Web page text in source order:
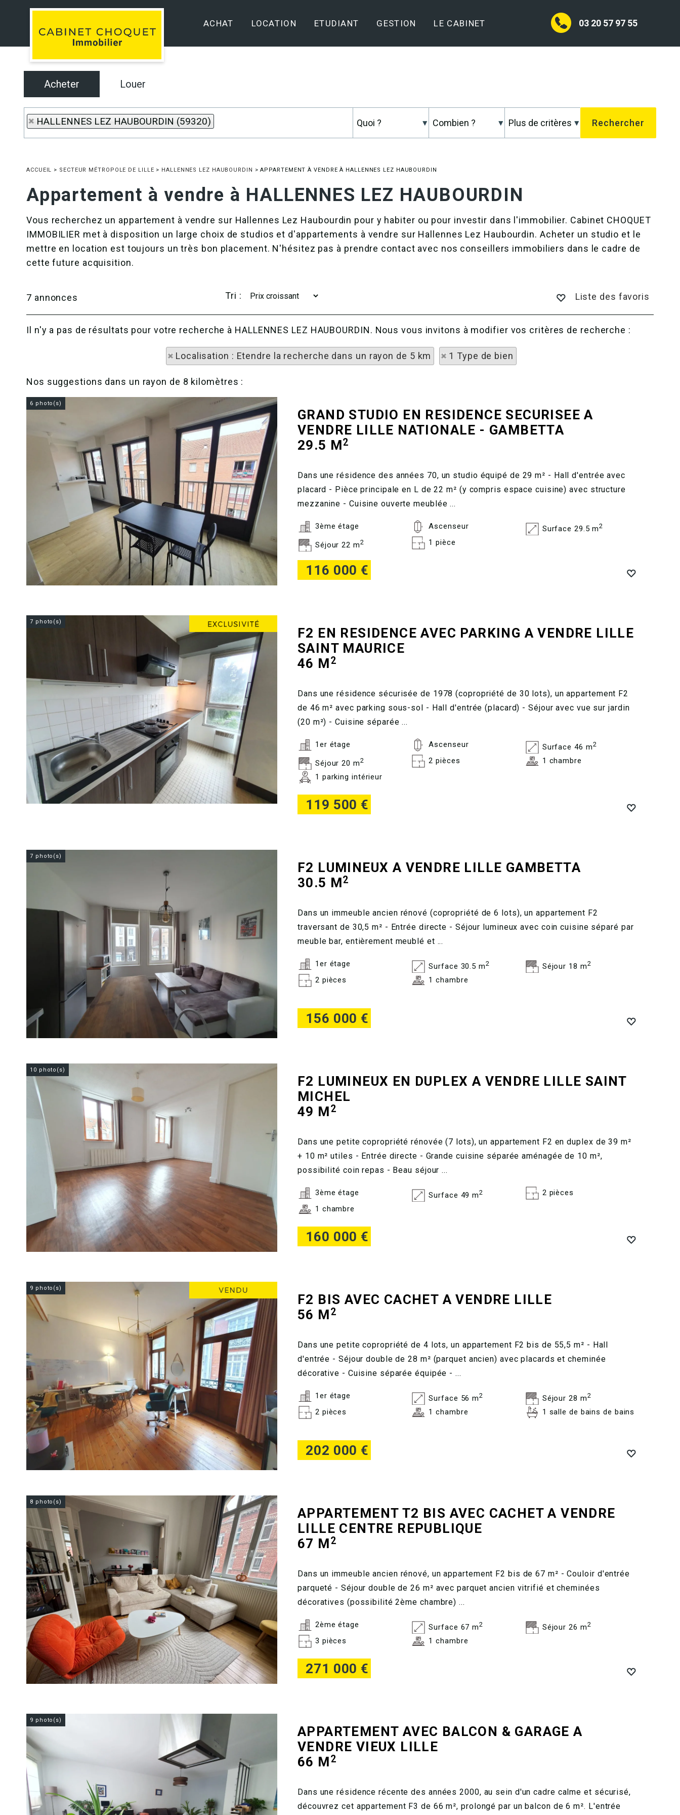
03 20 57 97 55
ACHAT LOCATION ETUDIANT GESTION LE CABINET
Acheter Louer
HALLENNES LEZ HAUBOURDIN (59320)
ACCUEIL > SECTEUR MÉTROPOLE DE LILLE > HALLENNES LEZ HAUBOURDIN >APPARTEMENT À VENDRE À HALLENNES LEZ HAUBOURDIN
Appartement à vendre à HALLENNES LEZ HAUBOURDIN
Vous recherchez un appartement à vendre sur Hallennes Lez Haubourdin pour y habiter ou pour investir dans l'immobilier. Cabinet CHOQUET
IMMOBILIER met à disposition un large choix de studios et d'appartements à vendre sur Hallennes Lez Haubourdin. Acheter un studio et le
mettre en location est toujours un très bon placement. N'hésitez pas à prendre contact avec nos conseillers immobiliers dans le cadre de
cette future acquisition.
7 annonces Tri : Liste des favoris
Il n'y a pas de résultats pour votre recherche à HALLENNES LEZ HAUBOURDIN. Nous vous invitons à modifier vos critères de recherche :
Localisation : Etendre la recherche dans un rayon de 5 km 1 Type de bien
Nos suggestions dans un rayon de 8 kilomètres :
6 photo(s)
GRAND STUDIO EN RESIDENCE SECURISEE A
VENDRE LILLE NATIONALE - GAMBETTA
29.5 M2
116 000 €
Dans une résidence des années 70, un studio équipé de 29 m² - Hall d'entrée avec
placard - Pièce principale en L de 22 m² (y compris espace cuisine) avec structure
mezzanine - Cuisine ouverte meublée ...
3ème étage Ascenseur Surface 29.5 m2
Séjour 22 m2 1 pièce
7 photo(s)
F2 EN RESIDENCE AVEC PARKING A VENDRE LILLE
SAINT MAURICE
46 M2
119 500 €
Dans une résidence sécurisée de 1978 (copropriété de 30 lots), un appartement F2
de 46 m² avec parking sous-sol - Hall d'entrée (placard) - Séjour avec vue sur jardin
(20 m²) - Cuisine séparée ...
1er étage Ascenseur Surface 46 m2
Séjour 20 m2 2 pièces
1 chambre
1 parking intérieur
7 photo(s)
F2 LUMINEUX A VENDRE LILLE GAMBETTA
30.5 M2
156 000 €
Dans un immeuble ancien rénové (copropriété de 6 lots), un appartement F2
traversant de 30,5 m² - Entrée directe - Séjour lumineux avec coin cuisine séparé par
meuble bar, entièrement meublé et ...
1er étage Surface 30.5 m2 Séjour 18 m2
2 pièces 1 chambre
10 photo(s)
F2 LUMINEUX EN DUPLEX A VENDRE LILLE SAINT
MICHEL
49 M2
160 000 €
Dans une petite copropriété rénovée (7 lots), un appartement F2 en duplex de 39 m²
+ 10 m² utiles - Entrée directe - Grande cuisine séparée aménagée de 10 m²,
possibilité coin repas - Beau séjour ...
3ème étage Surface 49 m2
2 pièces
1 chambre
9 photo(s)
F2 BIS AVEC CACHET A VENDRE LILLE
56 M2
202 000 €
Dans une petite copropriété de 4 lots, un appartement F2 bis de 55,5 m² - Hall
d'entrée - Séjour double de 28 m² (parquet ancien) avec placards et cheminée
décorative - Cuisine séparée équipée - ...
1er étage Surface 56 m2 Séjour 28 m2
2 pièces 1 chambre 1 salle de bains de bains
8 photo(s)
APPARTEMENT T2 BIS AVEC CACHET A VENDRE
LILLE CENTRE REPUBLIQUE
67 M2
271 000 €
Dans un immeuble ancien rénové, un appartement F2 bis de 67 m² - Couloir d'entrée
parqueté - Séjour double de 26 m² avec parquet ancien vitrifié et cheminées
décoratives (possibilité 2ème chambre) ...
2ème étage Surface 67 m2 Séjour 26 m2
3 pièces 1 chambre
9 photo(s)
APPARTEMENT AVEC BALCON & GARAGE A
VENDRE VIEUX LILLE
66 M2
Dans une résidence récente des années 2000, au sein d'un cadre calme et sécurisé,
découvrez cet appartement F3 de 66 m², prolongé par un balcon de 6 m². L'entrée